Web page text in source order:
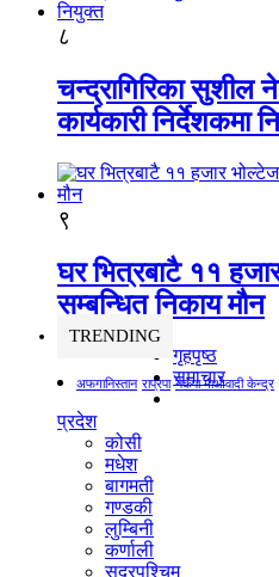
८
चन्द्रागिरिका सुशील
कार्यकारी निर्देशकमा
९
घर भित्रबाटै ११
सम्बन्धित निकाय मौन
TRENDING
अफगानिस्तान राप्रपा नेकपा माओवादी केन्द्र
गृहपृष्ठ
समाचार
प्रदेश
कोसी
मधेश
बागमती
गण्डकी
लुम्बिनी
कर्णाली
सुदूरपश्चिम